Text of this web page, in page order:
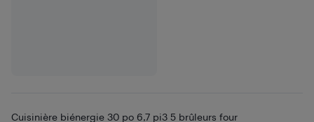
Cuisinière biénergie 30 po 6,7 pi3 5 brûleurs four